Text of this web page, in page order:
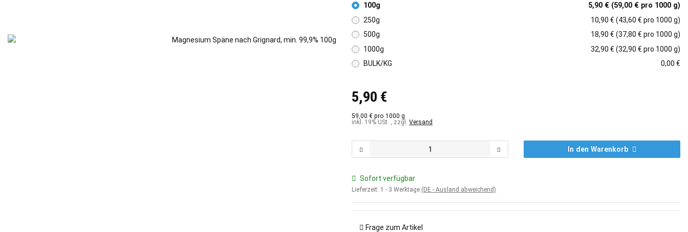
100g
5,90 € (59,00 € pro 1000 g)
250g
10,90 € (43,60 € pro 1000 g)
500g
18,90 € (37,80 € pro 1000 g)
1000g
32,90 € (32,90 € pro 1000 g)
BULK/KG
0,00 €
5,90 €
59,00 € pro 1000 g
inkl. 19% USt. , zzgl. Versand
In den Warenkorb
Sofort verfügbar
Lieferzeit: 1 - 3 Werktage (DE - Ausland abweichend)
Frage zum Artikel